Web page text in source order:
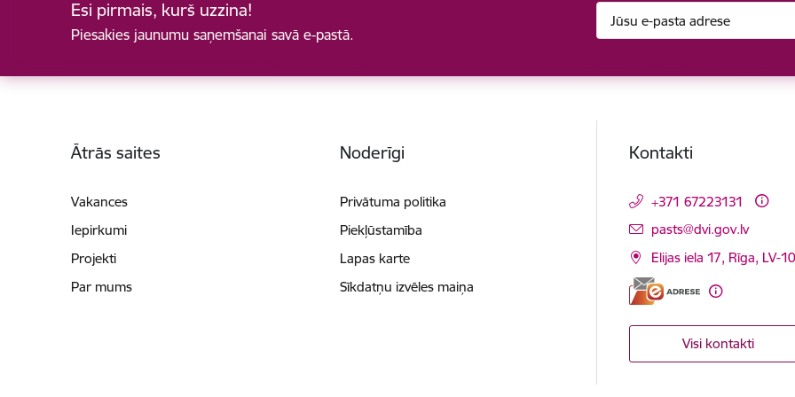
Esi pirmais, kurš uzzina!
Piesakies jaunumu saņemšanai savā e-pastā.
Ātrās saites
Vakances
Iepirkumi
Projekti
Par mums
Noderīgi
Privātuma politika
Piekļūstamība
Lapas karte
Sīkdatņu izvēles maiņa
Kontakti
+371 67223131
E-pasts:
pasts@dvi.gov.lv
Elijas iela 17, Rīga, LV-
Visi kontakti